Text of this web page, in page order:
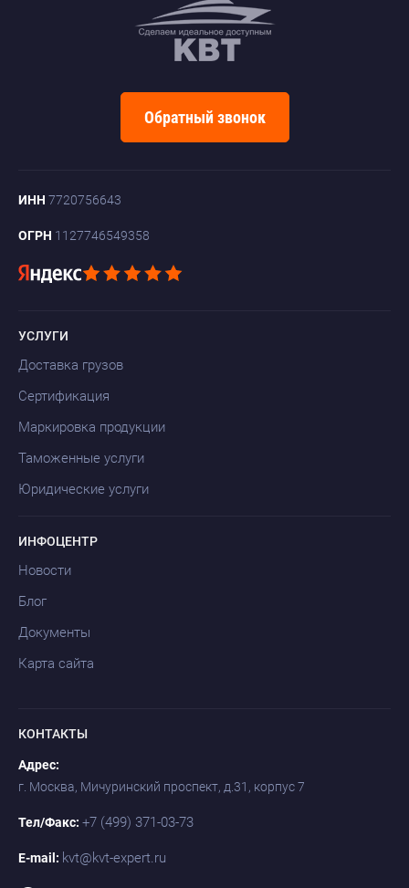
Обратный звонок
ИНН 7720756643
ОГРН 1127746549358
УСЛУГИ
Доставка грузов
Сертификация
Маркировка продукции
Таможенные услуги
Юридические услуги
ИНФОЦЕНТР
Новости
Блог
Документы
Карта сайта
КОНТАКТЫ
Адрес:
г. Москва, Мичуринский проспект, д.31, корпус 7
Тел/Факс: +7 (499) 371-03-73
E-mail: kvt@kvt-expert.ru